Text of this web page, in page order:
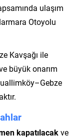
ulaşım
Otoyolu
Kavşağı ile
büyük onarım
kapatılacakve